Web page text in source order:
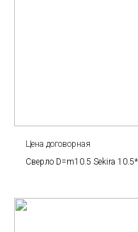
Цена договорная
Сверло D=m10.5 Sekira